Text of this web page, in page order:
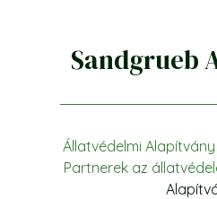
Sandgrueb
Állatvédelmi Alapítvány
Partnerek az